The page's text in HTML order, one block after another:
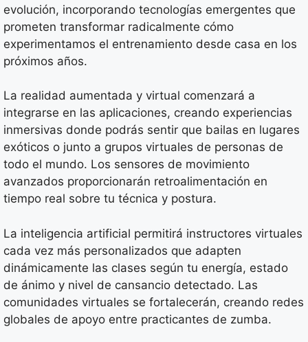
evolución, incorporando tecnologías emergentes que
prometen transformar radicalmente cómo
experimentamos el entrenamiento desde casa en los
próximos años.
La realidad aumentada y virtual comenzará a
integrarse en las aplicaciones, creando experiencias
inmersivas donde podrás sentir que bailas en lugares
exóticos o junto a grupos virtuales de personas de
todo el mundo. Los sensores de movimiento
avanzados proporcionarán retroalimentación en
tiempo real sobre tu técnica y postura.
La inteligencia artificial permitirá instructores virtuales
cada vez más personalizados que adapten
dinámicamente las clases según tu energía, estado
de ánimo y nivel de cansancio detectado. Las
comunidades virtuales se fortalecerán, creando redes
globales de apoyo entre practicantes de zumba.